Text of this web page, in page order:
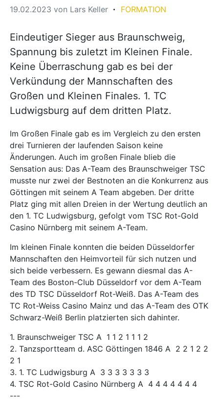
19.02.2023 von Lars Keller FORMATION
Eindeutiger Sieger aus Braunschweig,
Spannung bis zuletzt im Kleinen Finale.
Keine Überraschung gab es bei der
Verkündung der Mannschaften des
Großen und Kleinen Finales. 1. TC
Ludwigsburg auf dem dritten Platz.
Im Großen Finale gab es im Vergleich zu den ersten
drei Turnieren der laufenden Saison keine
Änderungen. Auch im großen Finale blieb die
Sensation aus: Das A-Team des Braunschweiger TSC
musste nur zwei der Bestnoten an die Konkurrenz aus
Göttingen mit seinem A Team abgeben. Der dritte
Platz ging mit allen Dreien in der Wertung deutlich an
den 1. TC Ludwigsburg, gefolgt vom TSC Rot-Gold
Casino Nürnberg mit seinem A-Team.
Im kleinen Finale konnten die beiden Düsseldorfer
Mannschaften den Heimvorteil für sich nutzen und
sich beide verbessern. Es gewann diesmal das A-
Team des Boston-Club Düsseldorf vor dem A-Team
des TD TSC Düsseldorf Rot-Weiß. Das A-Team des
TC Rot-Weiss Casino Mainz und das A-Team des OTK
Schwarz-Weiß Berlin platzierten sich dahinter.
1. Braunschweiger TSC A 1 1 2 1 1 1 2
2. Tanzsportteam d. ASC Göttingen 1846 A 2 2 1 2 2
2 1
3. 1. TC Ludwigsburg A 3 3 3 3 3 3 3
4. TSC Rot-Gold Casino Nürnberg A 4 4 4 4 4 4 4
---